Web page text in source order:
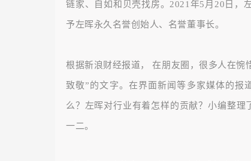
链家、自如和贝壳找房。2021年5月20日，
予左晖永久名誉创始人、名誉董事长。
根据新浪财经报道，在朋友圈，很多人在惋
致敬”的文字。在界面新闻等多家媒体的报
么？左晖对行业有着怎样的贡献？小编整理
一二。